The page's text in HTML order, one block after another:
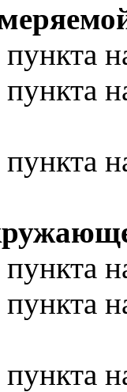
пункта
пункта